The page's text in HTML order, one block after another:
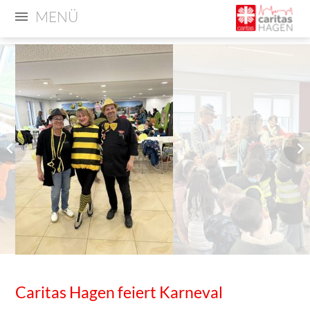
MENÜ
Caritas Hagen feiert Karneval